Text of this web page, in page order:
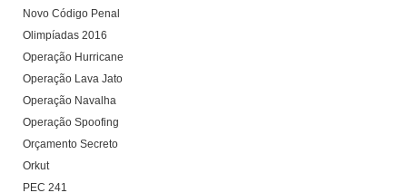
Novo Código Penal
Olimpíadas 2016
Operação Hurricane
Operação Lava Jato
Operação Navalha
Operação Spoofing
Orçamento Secreto
Orkut
PEC 241